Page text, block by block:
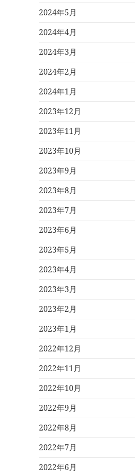
2024年5月
2024年4月
2024年3月
2024年2月
2024年1月
2023年12月
2023年11月
2023年10月
2023年9月
2023年8月
2023年7月
2023年6月
2023年5月
2023年4月
2023年3月
2023年2月
2023年1月
2022年12月
2022年11月
2022年10月
2022年9月
2022年8月
2022年7月
2022年6月